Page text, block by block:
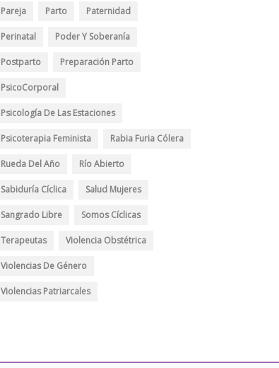
Pareja Parto Paternidad
Perinatal Poder Y Soberanía
Postparto Preparación Parto
PsicoCorporal
Psicología De Las Estaciones
Psicoterapia Feminista Rabia Furia Cólera
Rueda Del Año Río Abierto
Sabiduría Cíclica Salud Mujeres
Sangrado Libre Somos Cíclicas
Terapeutas Violencia Obstétrica
Violencias De Género
Violencias Patriarcales